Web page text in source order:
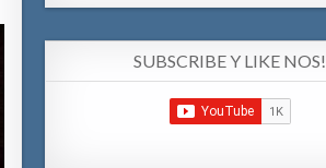
SUBSCRIBE Y LIKE NOS!